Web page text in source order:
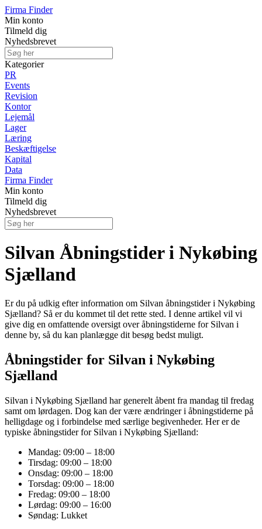
Firma Finder
Min konto
Tilmeld dig
Nyhedsbrevet
Kategorier
PR
Events
Revision
Kontor
Lejemål
Lager
Læring
Beskæftigelse
Kapital
Data
Firma Finder
Min konto
Tilmeld dig
Nyhedsbrevet
Silvan Åbningstider i Nykøbing
Sjælland
Er du på udkig efter information om Silvan åbningstider i Nykøbing
Sjælland? Så er du kommet til det rette sted. I denne artikel vil vi
give dig en omfattende oversigt over åbningstiderne for Silvan i
denne by, så du kan planlægge dit besøg bedst muligt.
Åbningstider for Silvan i Nykøbing
Sjælland
Silvan i Nykøbing Sjælland har generelt åbent fra mandag til fredag
samt om lørdagen. Dog kan der være ændringer i åbningstiderne på
helligdage og i forbindelse med særlige begivenheder. Her er de
typiske åbningstider for Silvan i Nykøbing Sjælland:
Mandag: 09:00 – 18:00
Tirsdag: 09:00 – 18:00
Onsdag: 09:00 – 18:00
Torsdag: 09:00 – 18:00
Fredag: 09:00 – 18:00
Lørdag: 09:00 – 16:00
Søndag: Lukket